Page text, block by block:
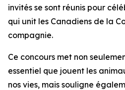
invités se sont réunis pour
qui unit les Canadiens de la
compagnie.
Ce concours met non
essentiel que jouent les
nos vies, mais souligne